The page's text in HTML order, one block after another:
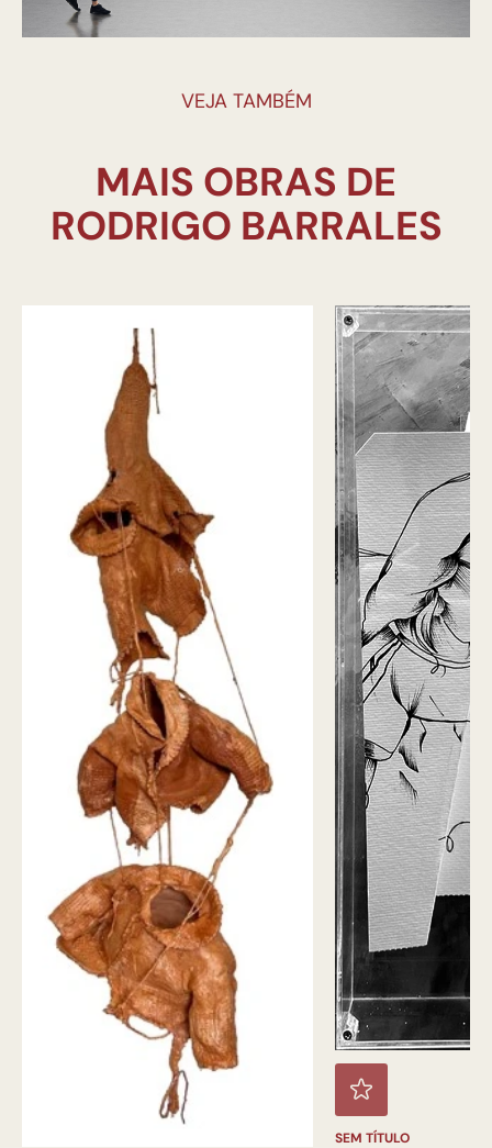
VEJA TAMBÉM
MAIS OBRAS DE
SEM TÍTULO